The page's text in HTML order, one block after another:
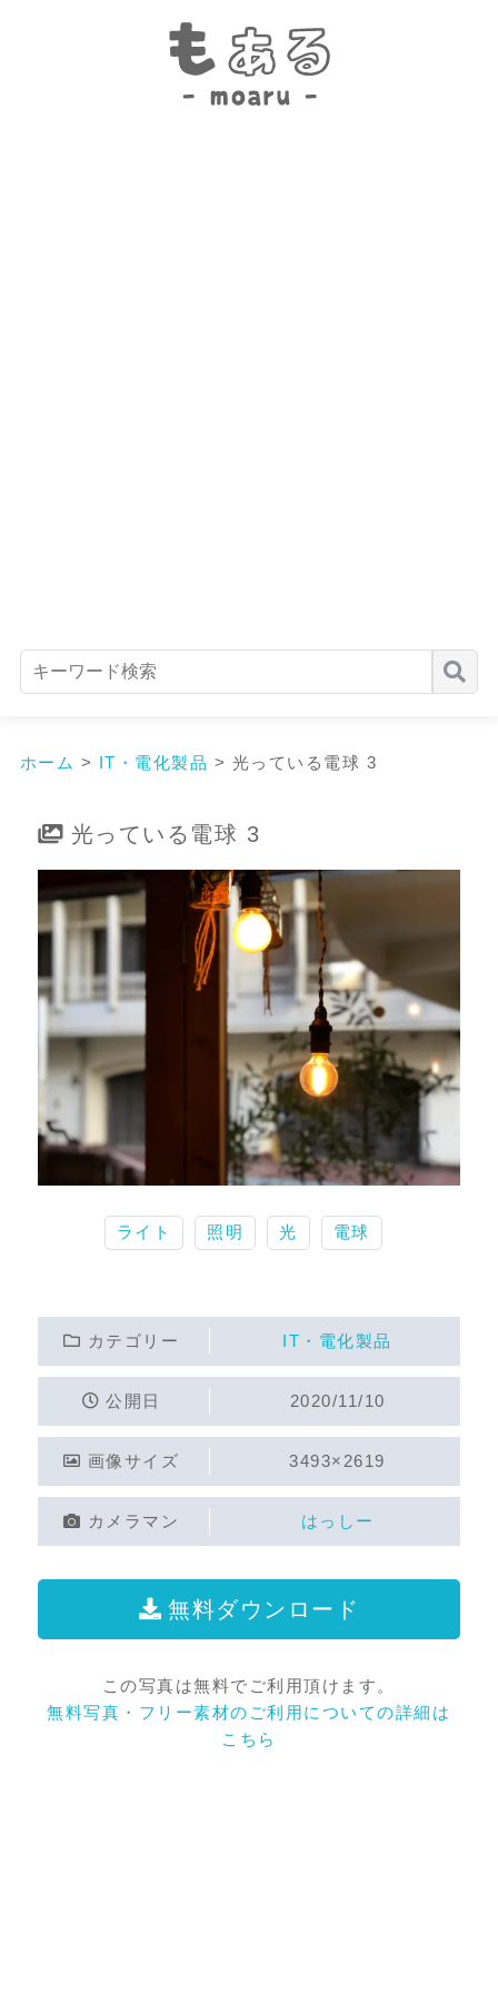
ホーム > IT・電化製品 > 光っている電球 3
光っている電球 3
ライト 照明 光 電球
カテゴリー IT・電化製品
公開日 2020/11/10
画像サイズ 3493×2619
カメラマン はっしー
無料ダウンロード
この写真は無料でご利用頂けます。
無料写真・フリー素材のご利用についての詳細は
こちら